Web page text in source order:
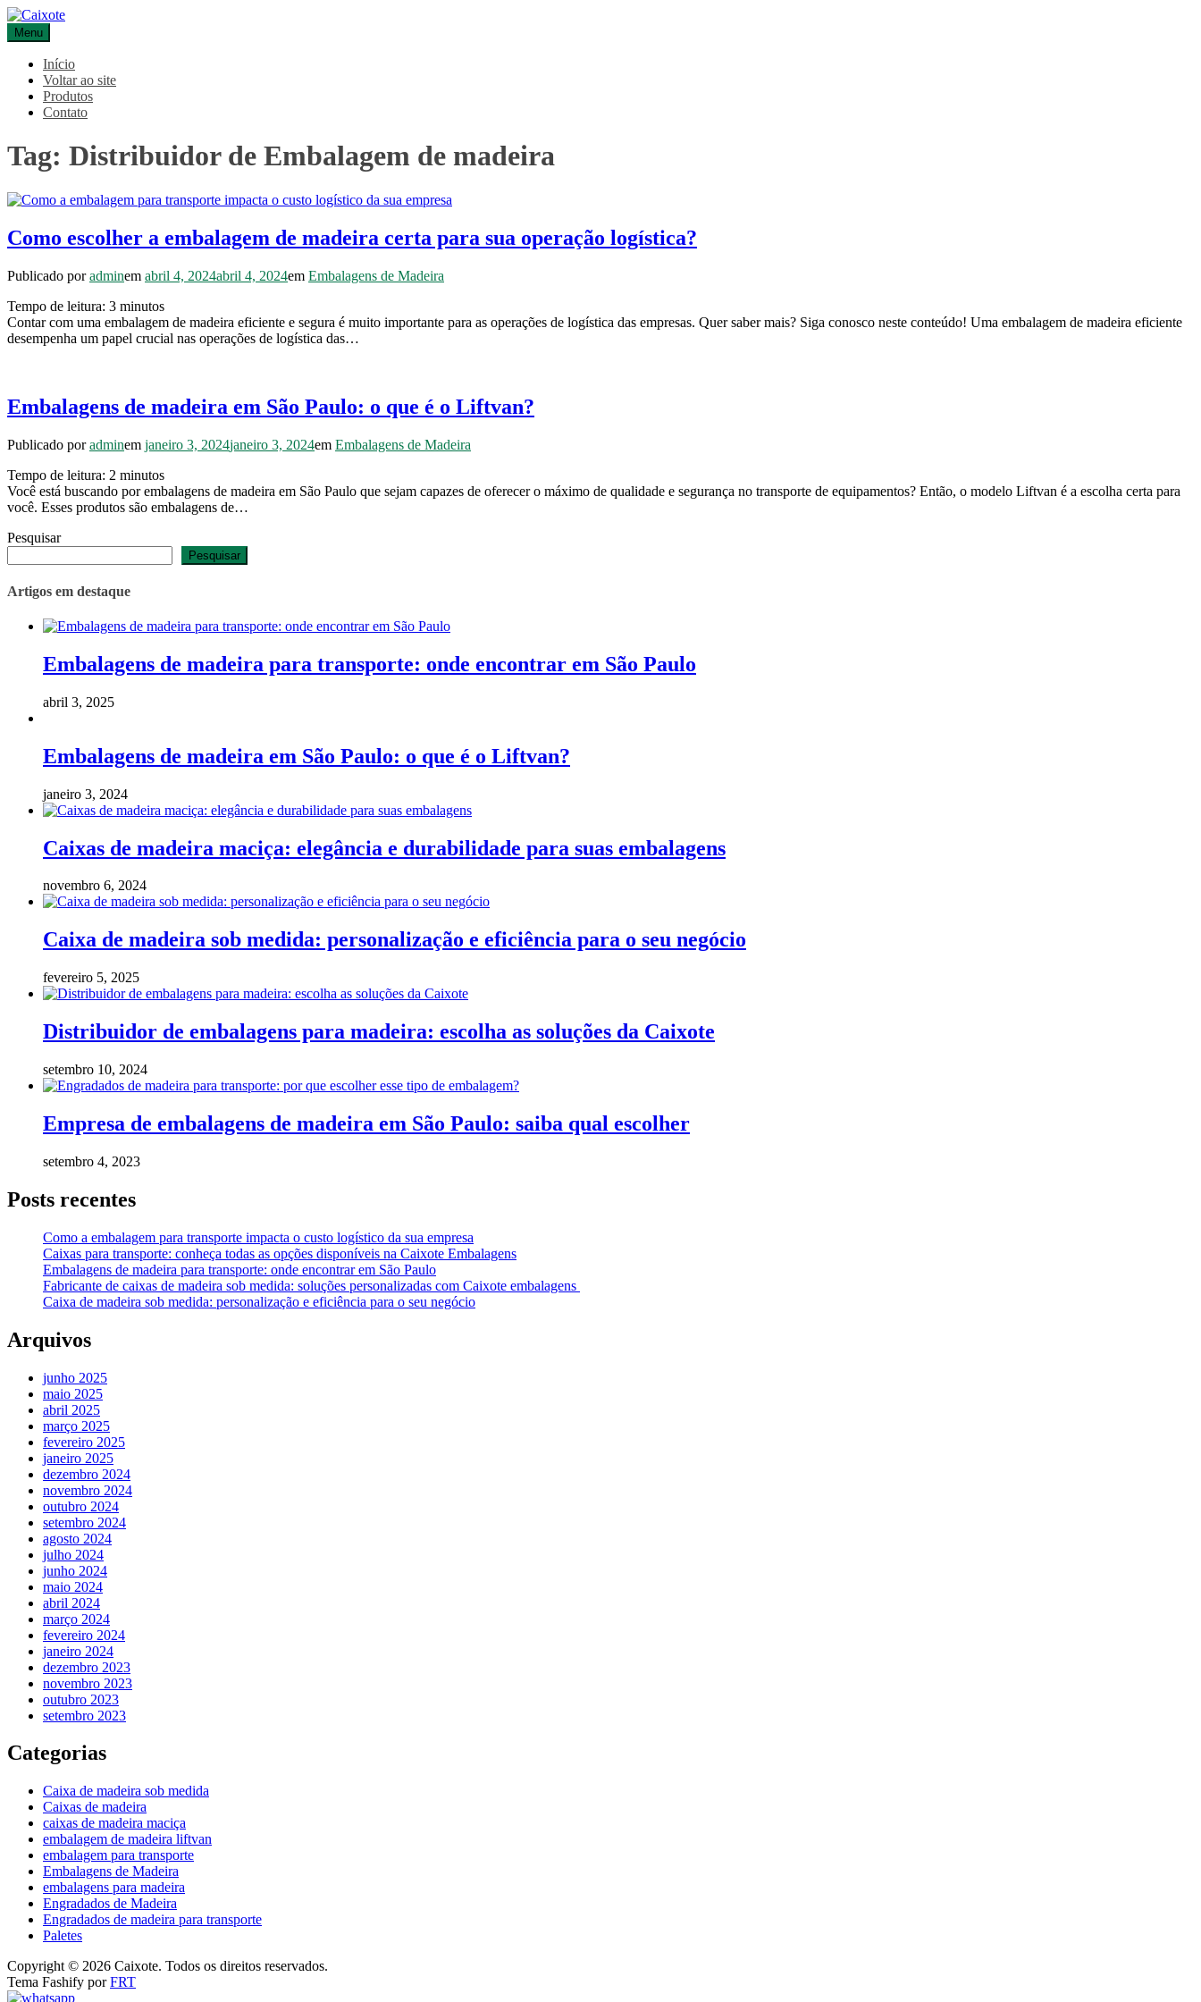
Pular
para
o
conteúdo
Caixote
Blog – Caixote
Menu
Início
Voltar ao site
Produtos
Contato
Tag: Distribuidor de Embalagem de madeira
Como escolher a embalagem de madeira certa para sua operação logística?
Publicado poradminem abril 4, 2024abril 4, 2024em Embalagens de Madeira
Tempo de leitura: 3 minutos
Contar com uma embalagem de madeira eficiente e segura é muito importante para as operações de logística das empresas. Quer saber mais? Siga conosco neste conteúdo! Uma embalagem de madeira eficiente
desempenha um papel crucial nas operações de logística das…
Embalagens de madeira em São Paulo: o que é o Liftvan?
Publicado poradminem janeiro 3, 2024janeiro 3, 2024em Embalagens de Madeira
Tempo de leitura: 2 minutos
Você está buscando por embalagens de madeira em São Paulo que sejam capazes de oferecer o máximo de qualidade e segurança no transporte de equipamentos? Então, o modelo Liftvan é a escolha certa para
você. Esses produtos são embalagens de…
Pesquisar
Pesquisar
Artigos em destaque
Embalagens de madeira para transporte: onde encontrar em São Paulo
abril 3, 2025
Embalagens de madeira em São Paulo: o que é o Liftvan?
janeiro 3, 2024
Caixas de madeira maciça: elegância e durabilidade para suas embalagens
novembro 6, 2024
Caixa de madeira sob medida: personalização e eficiência para o seu negócio
fevereiro 5, 2025
Distribuidor de embalagens para madeira: escolha as soluções da Caixote
setembro 10, 2024
Empresa de embalagens de madeira em São Paulo: saiba qual escolher
setembro 4, 2023
Posts recentes
Como a embalagem para transporte impacta o custo logístico da sua empresa
Caixas para transporte: conheça todas as opções disponíveis na Caixote Embalagens
Embalagens de madeira para transporte: onde encontrar em São Paulo
Fabricante de caixas de madeira sob medida: soluções personalizadas com Caixote embalagens
Caixa de madeira sob medida: personalização e eficiência para o seu negócio
Arquivos
junho 2025
maio 2025
abril 2025
março 2025
fevereiro 2025
janeiro 2025
dezembro 2024
novembro 2024
outubro 2024
setembro 2024
agosto 2024
julho 2024
junho 2024
maio 2024
abril 2024
março 2024
fevereiro 2024
janeiro 2024
dezembro 2023
novembro 2023
outubro 2023
setembro 2023
Categorias
Caixa de madeira sob medida
Caixas de madeira
caixas de madeira maciça
embalagem de madeira liftvan
embalagem para transporte
Embalagens de Madeira
embalagens para madeira
Engradados de Madeira
Engradados de madeira para transporte
Paletes
Copyright © 2026 Caixote. Todos os direitos reservados.
Tema Fashify porFRT